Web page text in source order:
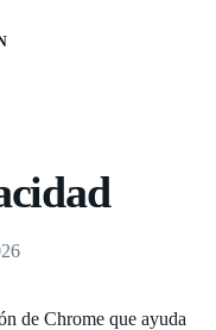
de Chrome que ayuda